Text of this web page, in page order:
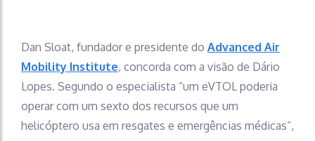
Dan Sloat, fundador e presidente do Advanced Air
Mobility Institute, concorda com a visão de Dário
Lopes. Segundo o especialista “um eVTOL poderia
operar com um sexto dos recursos que um
helicóptero usa em resgates e emergências médicas”,